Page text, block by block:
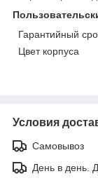
Гарантийный
Цвет корпуса
Условия
Самовывоз
День в день.